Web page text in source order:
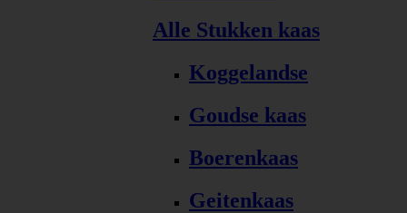
Alle Stukken kaas
Koggelandse
Goudse kaas
Boerenkaas
Geitenkaas